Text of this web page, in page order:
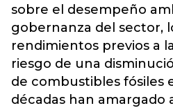
sobre el desempeño
gobernanza del sector,
rendimientos previos a
riesgo de una
de combustibles fósiles
décadas han amargado